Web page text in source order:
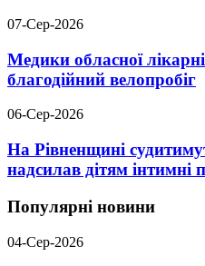
07-Сер-2026
Медики обласної
благодійний велопробіг
06-Сер-2026
На Рівненщині
надсилав дітям інтимні
Популярні новини
04-Сер-2026